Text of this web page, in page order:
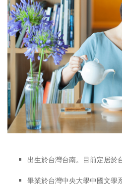
旅遊美食集
生活風
書房集
日記簿
餐桌週記
享樂隨手拍
照相簿
出生於台灣台南。目前定居於
畢業於台灣中央大學中國文學系